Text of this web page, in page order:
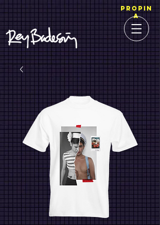
PROPIN
A